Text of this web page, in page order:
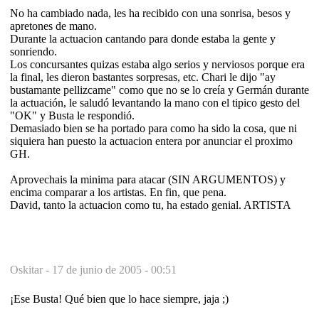
No ha cambiado nada, les ha recibido con una sonrisa, besos y
apretones de mano.
Durante la actuacion cantando para donde estaba la gente y
sonriendo.
Los concursantes quizas estaba algo serios y nerviosos porque era
la final, les dieron bastantes sorpresas, etc. Chari le dijo "ay
bustamante pellizcame" como que no se lo creía y Germán durante
la actuación, le saludó levantando la mano con el tipico gesto del
"OK" y Busta le respondió.
Demasiado bien se ha portado para como ha sido la cosa, que ni
siquiera han puesto la actuacion entera por anunciar el proximo
GH.
Aprovechais la minima para atacar (SIN ARGUMENTOS) y
encima comparar a los artistas. En fin, que pena.
David, tanto la actuacion como tu, ha estado genial. ARTISTA
Oskitar - 17 de junio de 2005 - 00:51
¡Ese Busta! Qué bien que lo hace siempre, jaja ;)